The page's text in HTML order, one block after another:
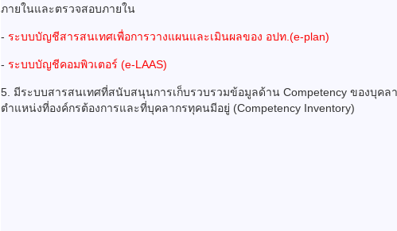
ภายในและตรวจสอบภายใน
- ระบบบัญชีสารสนเทศเพื่อการวางแผนและเมินผลของ อปท.(e-plan)
- ระบบบัญชีคอมพิวเตอร์ (e-LAAS)
5. มีระบบสารสนเทศที่สนับสนุนการเก็บรวบรวมข้อมูลด้าน Competency ของบุคล
ตำแหน่งที่องค์กรต้องการและที่บุคลากรทุคนมีอยู่ (Competency Inventory)